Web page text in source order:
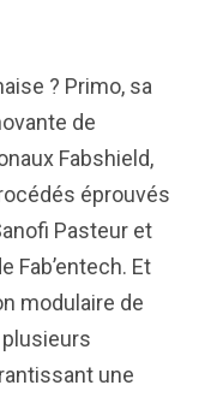
? Primo, sa
de
Fabshield,
éprouvés
Pasteur et
Fab’entech. Et
modulaire de
une